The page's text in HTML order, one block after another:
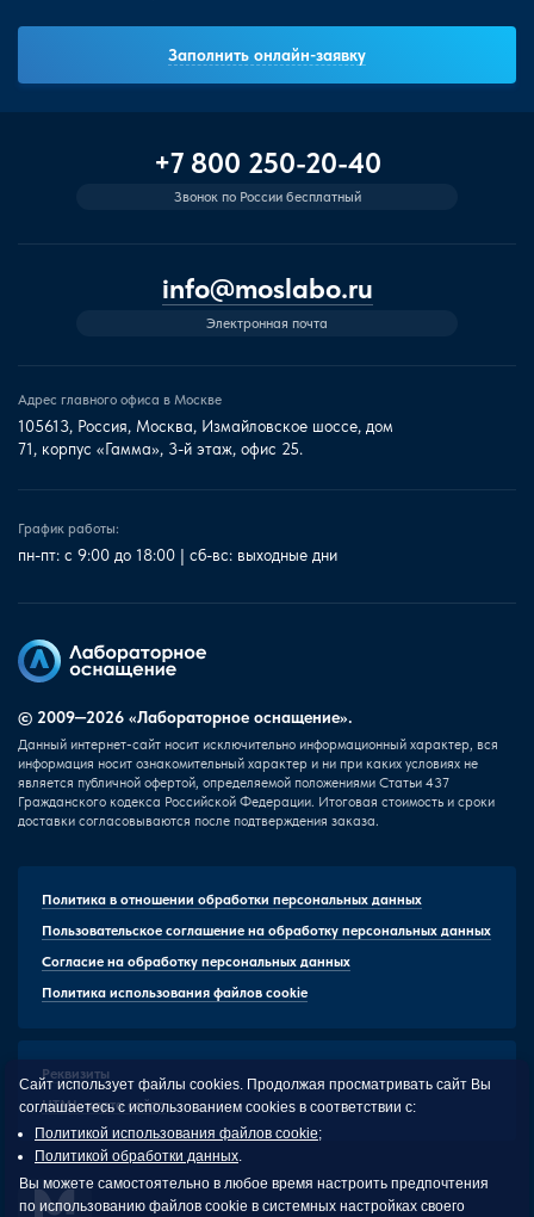
Заполнить онлайн-заявку
+7 800 250-20-40
Звонок по России бесплатный
info@moslabo.ru
Электронная почта
Адрес главного офиса в Москве
105613, Россия, Москва, Измайловское шоссе, дом
71, корпус «Гамма», 3-й этаж, офис 25.
График работы:
пн-пт: с 9:00 до 18:00 | сб-вс: выходные дни
© 2009—2026 «Лабораторное оснащение».
Данный интернет-сайт носит исключительно информационный характер, вся
информация носит ознакомительный характер и ни при каких условиях не
является публичной офертой, определяемой положениями Статьи 437
Гражданского кодекса Российской Федерации. Итоговая стоимость и сроки
доставки согласовываются после подтверждения заказа.
Политика в отношении обработки персональных данных
Пользовательское соглашение на обработку персональных данных
Согласие на обработку персональных данных
Политика использования файлов cookie
Реквизиты
HTML-карта сайта
Сайт использует файлы cookies. Продолжая просматривать сайт Вы
соглашаетесь с использованием cookies в соответствии с:
Политикой использования файлов cookie;
Политикой обработки данных.
Вы можете самостоятельно в любое время настроить предпочтения
по использованию файлов cookie в системных настройках своего